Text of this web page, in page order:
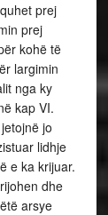
prej
prej
kohë të
largimin
nga ky
kap VI.
jo
lidhje
e ka krijuar.
dhe
arsye